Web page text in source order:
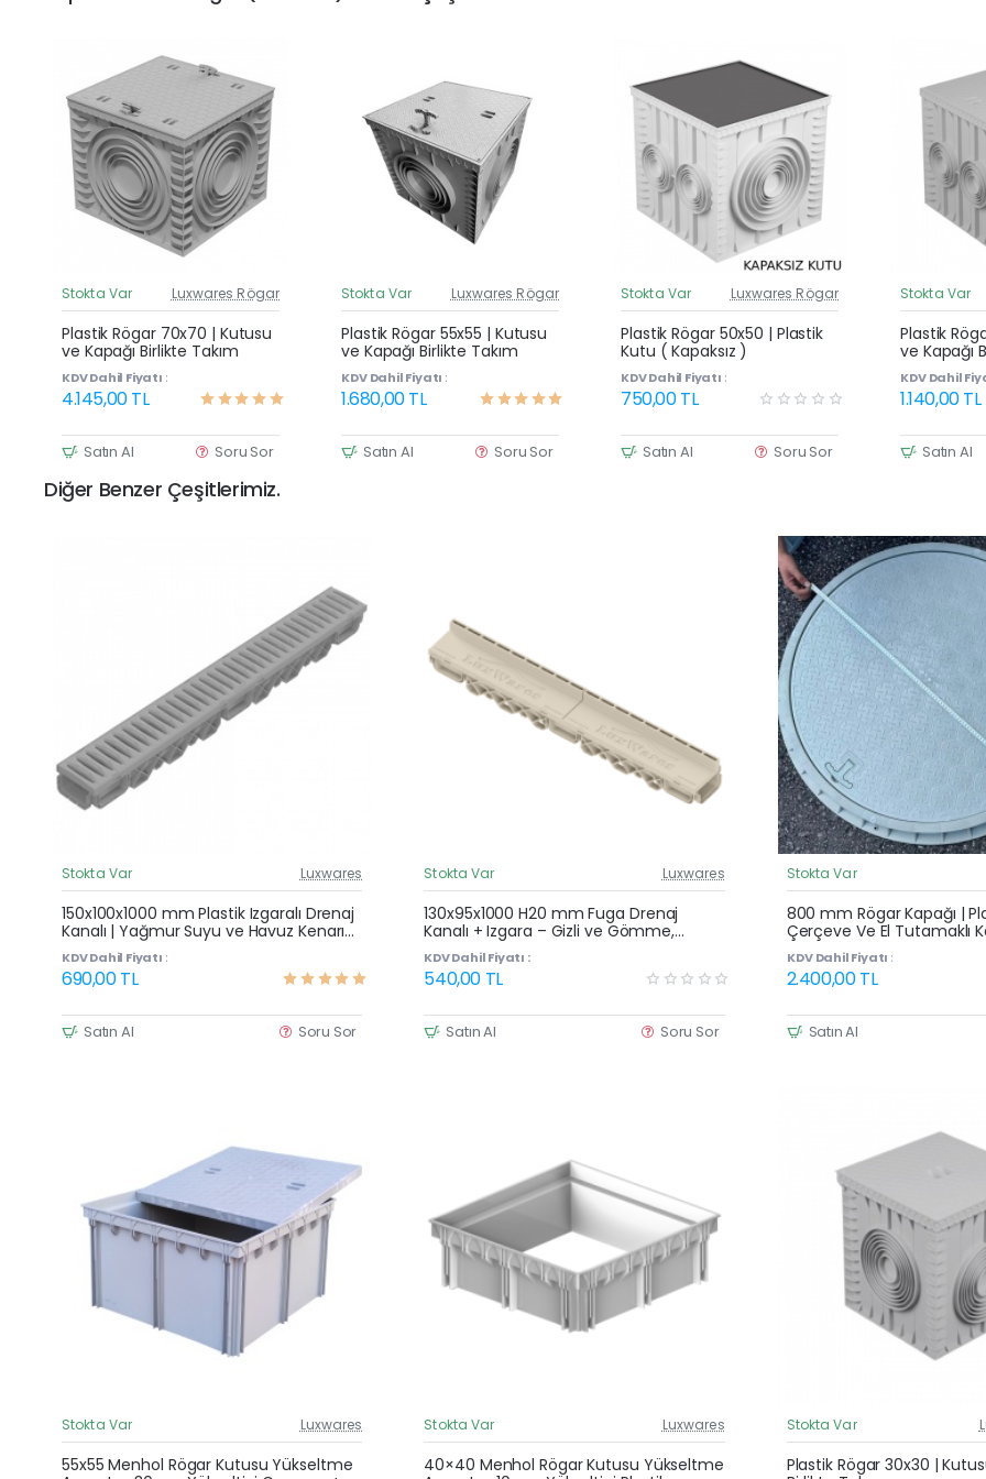
Güncel Fiyat
Yeni Ürün
Stokta Var Luxwares Rögar
Plastik Rögar 70x70 | Kutusu
ve Kapağı Birlikte Takım
KDV Dahil Fiyatı :
4.145,00 TL
Satın Al Soru Sor
Güncel Fiyat
Yeni Ürün
Stokta Var Luxwares Rögar
Plastik Rögar 55x55 | Kutusu
ve Kapağı Birlikte Takım
KDV Dahil Fiyatı :
1.680,00 TL
Satın Al Soru Sor
Güncel Fiyat
Yeni Ürün
Stokta Var Luxwares Rögar
Plastik Rögar 50x50 | Plastik
Kutu ( Kapaksız )
KDV Dahil Fiyatı :
750,00 TL
Satın Al Soru Sor
Stokta Var
Plastik
ve Kapağı
KDV Dahil
1.140,00 TL
Satın Al
Diğer Benzer Çeşitlerimiz.
Güncel Fiyat
Yeni Ürün
Çok Satan
Stokta Var Luxwares
150x100x1000 mm Plastik Izgaralı Drenaj
Kanalı | Yağmur Suyu ve Havuz Kenarı
Oluğu
KDV Dahil Fiyatı :
690,00 TL
Satın Al Soru Sor
Güncel Fiyat
Yeni Ürün
Stokta Var Luxwares
130x95x1000 H20 mm Fuga Drenaj
Kanalı + Izgara – Gizli ve Gömme,
Yağmur Suyu ve Havuz Kenarı Oluğu
KDV Dahil Fiyatı :
540,00 TL
Satın Al Soru Sor
Stokta Var
800 mm Rögar Kapağı |
Çerçeve Ve El Tutamaklı
KDV Dahil Fiyatı :
2.400,00 TL
Satın Al
Güncel Fiyat
Yeni Ürün
Stokta Var Luxwares
55x55 Menhol Rögar Kutusu Yükseltme
Güncel Fiyat
Yeni Ürün
Stokta Var Luxwares
40×40 Menhol Rögar Kutusu Yükseltme
Stokta Var
Plastik Rögar 30x30 |